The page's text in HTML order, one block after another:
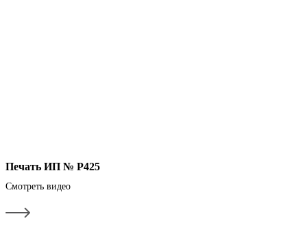
Печать ИП № Р425
Смотреть видео